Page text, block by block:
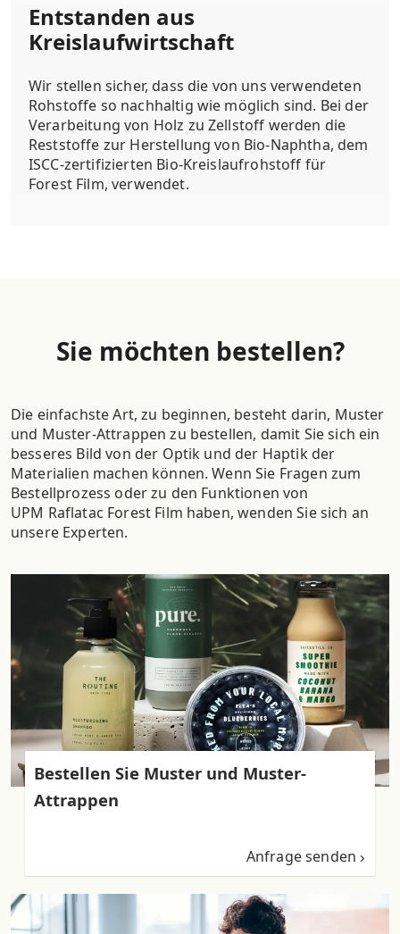
Entstanden aus
Kreislaufwirtschaft
Wir stellen sicher, dass die von uns verwendeten
Rohstoffe so nachhaltig wie möglich sind. Bei der
Verarbeitung von Holz zu Zellstoff werden die
Reststoffe zur Herstellung von Bio-Naphtha, dem
ISCC-zertifizierten Bio-Kreislaufrohstoff für
Forest Film, verwendet.
Sie möchten bestellen?
Die einfachste Art, zu beginnen, besteht darin, Muster
und Muster-Attrappen zu bestellen, damit Sie sich ein
besseres Bild von der Optik und der Haptik der
Materialien machen können. Wenn Sie Fragen zum
Bestellprozess oder zu den Funktionen von
UPM Raflatac Forest Film haben, wenden Sie sich an
unsere Experten.
Bestellen Sie Muster und Muster-
Attrappen
Anfrage senden